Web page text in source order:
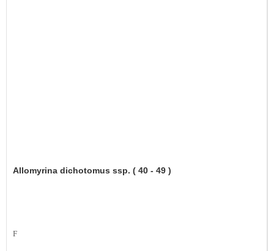
Allomyrina dichotomus ssp. ( 40 - 49 )
F